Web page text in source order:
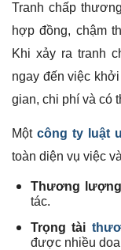
Tranh chấp
hợp đồng, chậm
Khi xảy ra tranh
ngay đến việc
gian, chi phí và có
Một công ty luật
toàn diện vụ việc
Thương
tác.
Trọng tài
được nhiều